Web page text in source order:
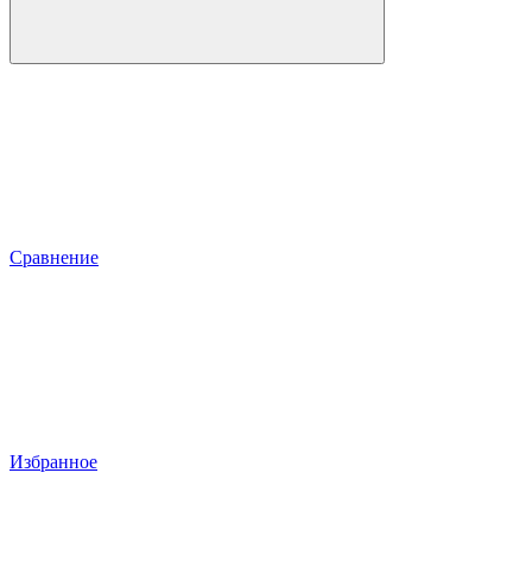
Сравнение
Избранное